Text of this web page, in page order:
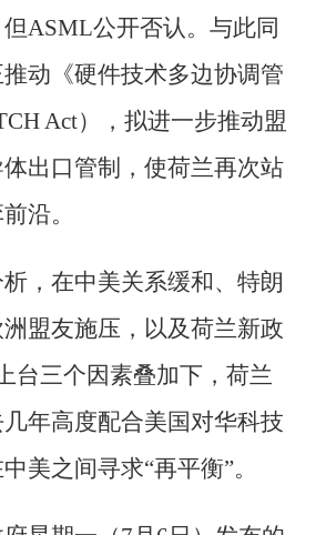
ASML公开否认。与此同
动《硬件技术多边协调管
Act），拟进一步推动盟
出口管制，使荷兰再次站
沿。
，在中美关系缓和、特朗
盟友施压，以及荷兰新政
台三个因素叠加下，荷兰
年高度配合美国对华科技
美之间寻求“再平衡”。